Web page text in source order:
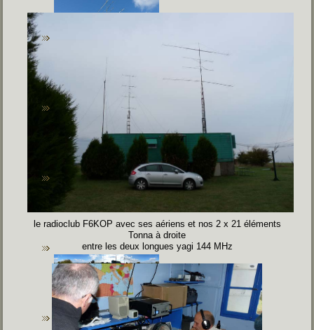
le radioclub F6KOP avec ses aériens et nos 2 x 21 éléments
Tonna à droite
entre les deux longues yagi 144 MHz